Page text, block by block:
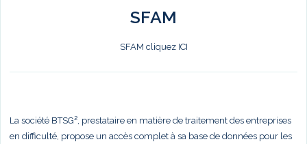
SFAM
SFAM cliquez ICI
La société BTSG², prestataire en matière de traitement des entreprises
en difficulté, propose un accès complet à sa base de données pour les